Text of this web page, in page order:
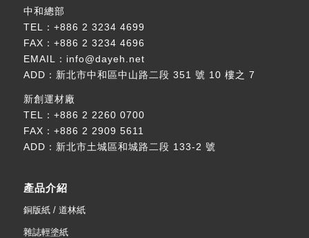
中和總部
TEL： +886 2 3234 4699
FAX：+886 2 3234 4696
EMAIL： info@dayeh.net
ADD： 新北市中和區中山路二段 351 號 10 樓之 7
新創運材廠
TEL： +886 2 2260 0700
FAX：+886 2 2909 5611
ADD： 新北市土城區和城路二段 133-2 號
產品介紹
銅版紙 / 道林紙
雜誌輕塗紙